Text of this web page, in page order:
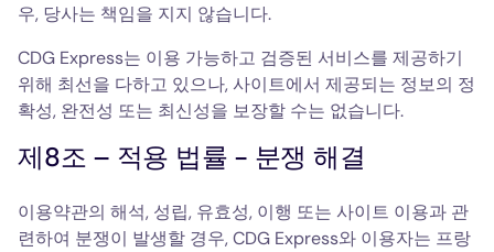
우, 당사는 책임을 지지 않습니다.
CDG Express는 이용 가능하고 검증된 서비스를 제공하기
위해 최선을 다하고 있으나, 사이트에서 제공되는 정보의 정
확성, 완전성 또는 최신성을 보장할 수는 없습니다.
제8조 – 적용 법률 - 분쟁 해결
이용약관의 해석, 성립, 유효성, 이행 또는 사이트 이용과 관
련하여 분쟁이 발생할 경우, CDG Express와 이용자는 프랑